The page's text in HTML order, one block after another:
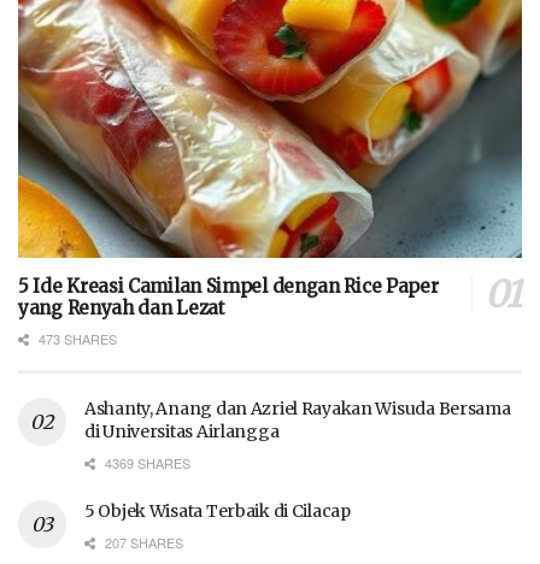
5 Ide Kreasi Camilan Simpel dengan Rice Paper
yang Renyah dan Lezat
473 SHARES
Ashanty, Anang dan Azriel Rayakan Wisuda Bersama
di Universitas Airlangga
4369 SHARES
5 Objek Wisata Terbaik di Cilacap
207 SHARES